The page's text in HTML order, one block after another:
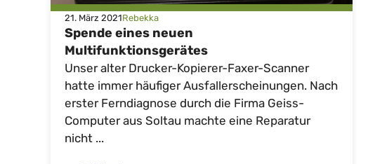
21. März 2021Rebekka
Spende eines neuen
Multifunktionsgerätes
Unser alter Drucker-Kopierer-Faxer-Scanner
hatte immer häufiger Ausfallerscheinungen. Nach
erster Ferndiagnose durch die Firma Geiss-
Computer aus Soltau machte eine Reparatur
nicht ...